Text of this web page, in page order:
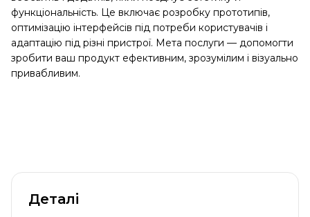
функціональність. Це включає розробку прототипів,
оптимізацію інтерфейсів під потреби користувачів і
адаптацію під різні пристрої. Мета послуги — допомогти
зробити ваш продукт ефективним, зрозумілим і візуально
привабливим.
Деталі